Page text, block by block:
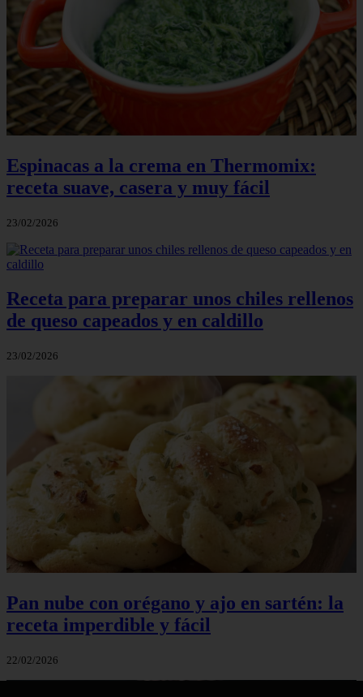
Espinacas a la crema en Thermomix:
receta suave, casera y muy fácil
23/02/2026
Receta para preparar unos chiles rellenos
de queso capeados y en caldillo
23/02/2026
Pan nube con orégano y ajo en sartén: la
receta imperdible y fácil
22/02/2026